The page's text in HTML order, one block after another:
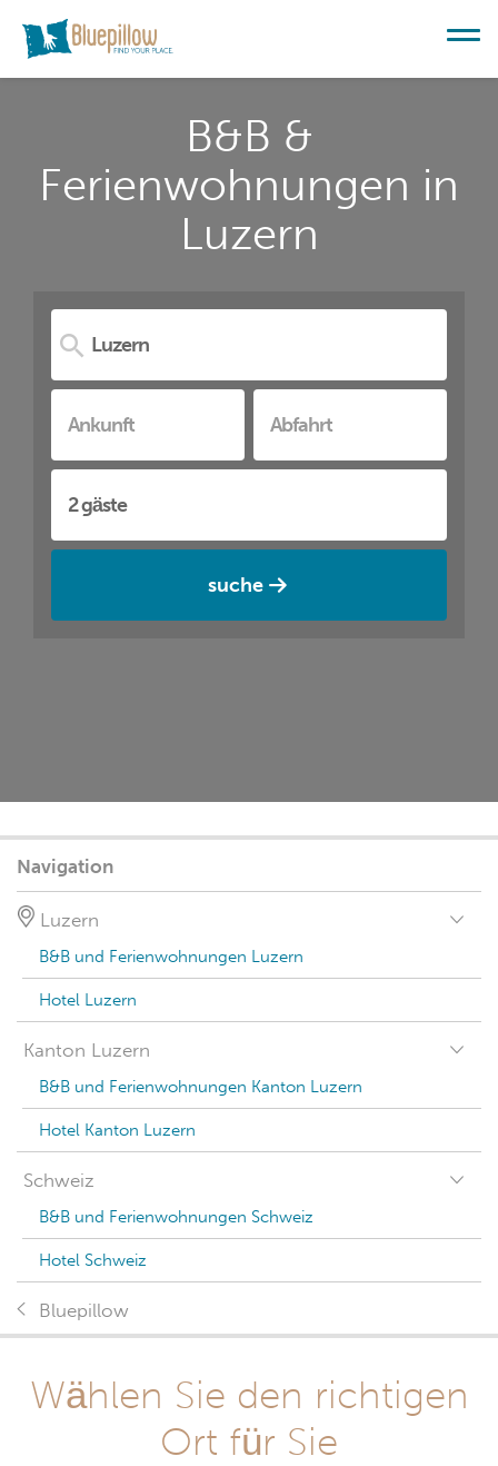
B&B &
Ferienwohnungen in
Luzern
suche
Navigation
Luzern
B&B und Ferienwohnungen Luzern
Hotel Luzern
Kanton Luzern
B&B und Ferienwohnungen Kanton Luzern
Hotel Kanton Luzern
Schweiz
B&B und Ferienwohnungen Schweiz
Hotel Schweiz
Bluepillow
Wählen Sie den richtigen
Ort für Sie